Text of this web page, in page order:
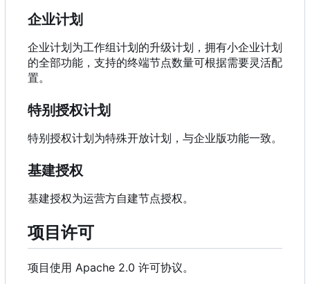
企业计划
企业计划为工作组计划的升级计划，拥有小企业计划
的全部功能，支持的终端节点数量可根据需要灵活配
置。
特别授权计划
特别授权计划为特殊开放计划，与企业版功能一致。
基建授权
基建授权为运营方自建节点授权。
项目许可
项目使用 Apache 2.0 许可协议。